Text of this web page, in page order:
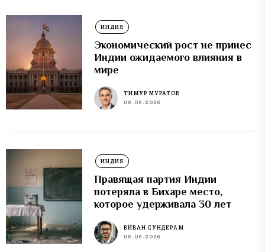
ИНДИЯ
Экономический рост не принес
Индии ожидаемого влияния в
мире
ТИМУР МУРАТОВ
08.08.2026
ИНДИЯ
Правящая партия Индии
потеряла в Бихаре место,
которое удерживала 30 лет
ВИВАН СУНДЕРАМ
08.08.2026